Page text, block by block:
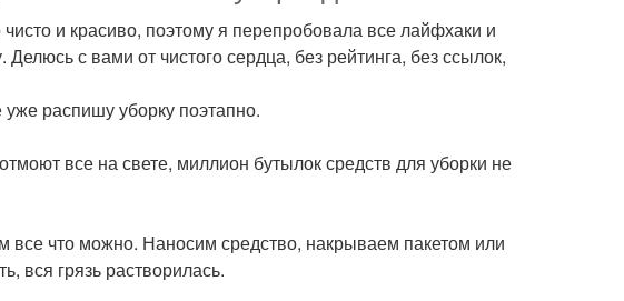
и красиво, поэтому я перепробовала все лайфхаки и
с вами от чистого сердца, без рейтинга, без ссылок,
распишу уборку поэтапно.
все на свете, миллион бутылок средств для уборки не
все что можно. Наносим средство, накрываем пакетом или
вся грязь растворилась.